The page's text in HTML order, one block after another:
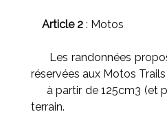
Article 2 : Motos
Les randonnées
réservées aux Motos Trails
à partir de 125cm3 (et
terrain.